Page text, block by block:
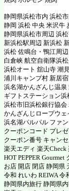
静岡県浜松市内 浜松
静岡 浜松 中央 米沢牛
静岡県浜松市周辺 浜
新浜松駅周辺 新浜松
浜松 佐鳴台・鴨江周
白倉峡 航空自衛隊浜
浜松オート 舘山寺 潮
浦川キャンプ村 新居
浜名湖かんざんじ温
ギフトステーション
浜松市旧浜松銀行協
かんざんじロープウ
浜名湖パルパル ファ
クーポンコード プレ
クーポン番号 キャン
楽天エディ 楽天
HOT PEPPER
お店 開店 閉店 静岡県
令和 れいわ REIWA 令
静岡県内旅行 静岡県